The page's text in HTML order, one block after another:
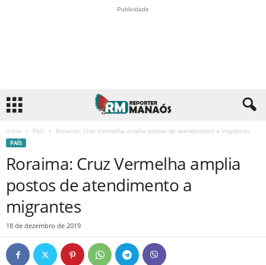
Publicidade
Início País Roraima: Cruz Vermelha amplia postos de atendimento a migrantes
PAÍS
Roraima: Cruz Vermelha amplia
postos de atendimento a
migrantes
18 de dezembro de 2019